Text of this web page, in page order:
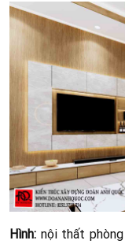
Hình: nội thất